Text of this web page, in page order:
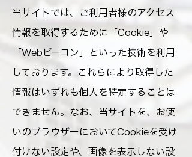
当サイトでは、ご利用者様のアクセス
情報を取得するために「Cookie」や
「Webビーコン」といった技術を利用
しております。これらにより取得した
情報はいずれも個人を特定することは
できません。なお、当サイトを、お使
いのブラウザーにおいてCookieを受け
付けない設定や、画像を表示しない設